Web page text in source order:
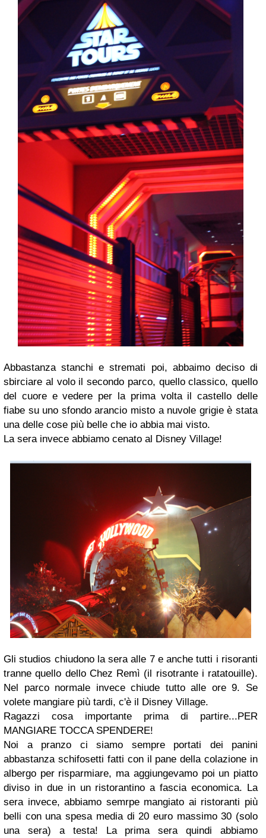
Abbastanza stanchi e stremati poi, abbaimo deciso di
sbirciare al volo il secondo parco, quello classico, quello
del cuore e vedere per la prima volta il castello delle
fiabe su uno sfondo arancio misto a nuvole grigie è stata
una delle cose più belle che io abbia mai visto.
La sera invece abbiamo cenato al Disney Village!
Gli studios chiudono la sera alle 7 e anche tutti i risoranti
tranne quello dello Chez Remì (il risotrante i ratatouille).
Nel parco normale invece chiude tutto alle ore 9. Se
volete mangiare più tardi, c'è il Disney Village.
Ragazzi cosa importante prima di partire...PER
MANGIARE TOCCA SPENDERE!
Noi a pranzo ci siamo sempre portati dei panini
abbastanza schifosetti fatti con il pane della colazione in
albergo per risparmiare, ma aggiungevamo poi un piatto
diviso in due in un ristorantino a fascia economica. La
sera invece, abbiamo semrpe mangiato ai ristoranti più
belli con una spesa media di 20 euro massimo 30 (solo
una sera) a testa! La prima sera quindi abbiamo